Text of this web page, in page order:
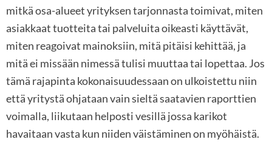
mitkä osa-alueet yrityksen tarjonnasta toimivat, miten
asiakkaat tuotteita tai palveluita oikeasti käyttävät,
miten reagoivat mainoksiin, mitä pitäisi kehittää, ja
mitä ei missään nimessä tulisi muuttaa tai lopettaa. Jos
tämä rajapinta kokonaisuudessaan on ulkoistettu niin
että yritystä ohjataan vain sieltä saatavien raporttien
voimalla, liikutaan helposti vesillä jossa karikot
havaitaan vasta kun niiden väistäminen on myöhäistä.